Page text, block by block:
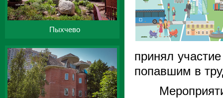
принял
попавшим в
Пыхчево